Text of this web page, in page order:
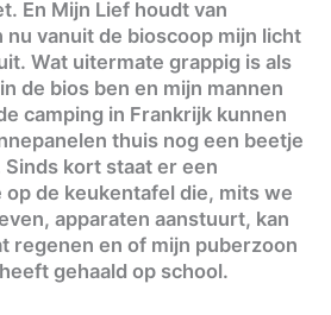
En Mijn Lief houdt van
nu vanuit de bioscoop mijn licht
Wat uitermate grappig is als
de bios ben en mijn mannen
camping in Frankrijk kunnen
thuis nog een beetje
kort staat er een
de keukentafel die, mits we
apparaten aanstuurt, kan
regenen en of mijn puberzoon
gehaald op school.